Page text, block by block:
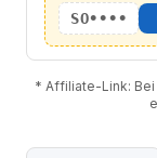
SO••••
* Affiliate-Link: Bei